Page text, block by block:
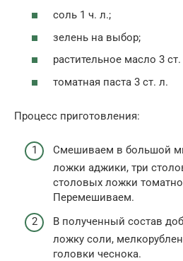
соль 1 ч. л.;
зелень на выбор;
растительное масло 3 ст.
томатная паста 3 ст. л.
Процесс приготовления:
Смешиваем в большой
ложки аджики, три
столовых ложки
Перемешиваем.
В полученный состав
ложку соли,
головки чеснока.